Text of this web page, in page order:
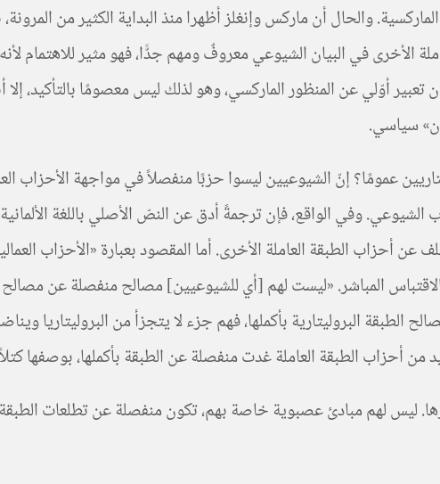
والحال أن ماركس وإنغلز أظهرا منذ البداية الكثير من
الأخرى في البيان الشيوعي معروفٌ ومهم جدًّا، فهو مثير للاهتمام
تعبير أوّلي عن المنظور الماركسي، وهو لذلك ليس معصومًا
سياسي.
عمومًا؟ إنّ الشيوعيين ليسوا حزبًا منفصلاً في مواجهة الأحزاب
وفي الواقع، فإن ترجمةً أدق عن النصّ الأصلي باللغة
عن أحزاب الطبقة العاملة الأخرى. أما المقصود بعبارة «الأحزاب
المباشر. «ليست لهم [أي للشيوعيين] مصالح منفصلة عن مصالح
البروليتارية بأكملها، فهم جزء لا يتجزأ من البروليتاريا
من أحزاب الطبقة العاملة غدت منفصلة عن الطبقة بأكملها، بوصفها
ليس لهم مبادئ عصبوية خاصة بهم، تكون منفصلة عن تطلعات